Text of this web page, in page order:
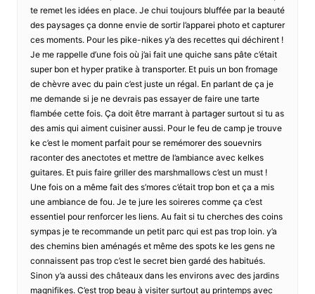
te remet les idées en place. Je chui toujours bluffée par la beauté
des paysages ça donne envie de sortir l’apparei photo et capturer
ces moments. Pour les pike-nikes y’a des recettes qui déchirent !
Je me rappelle d’une fois où j’ai fait une quiche sans pâte c’était
super bon et hyper pratike à transporter. Et puis un bon fromage
de chèvre avec du pain c’est juste un régal. En parlant de ça je
me demande si je ne devrais pas essayer de faire une tarte
flambée cette fois. Ça doit être marrant à partager surtout si tu as
des amis qui aiment cuisiner aussi. Pour le feu de camp je trouve
ke c’est le moment parfait pour se remémorer des souevnirs
raconter des anectotes et mettre de l’ambiance avec kelkes
guitares. Et puis faire griller des marshmallows c’est un must !
Une fois on a même fait des s’mores c’était trop bon et ça a mis
une ambiance de fou. Je te jure les soireres comme ça c’est
essentiel pour renforcer les liens. Au fait si tu cherches des coins
sympas je te recommande un petit parc qui est pas trop loin. y’a
des chemins bien aménagés et même des spots ke les gens ne
connaissent pas trop c’est le secret bien gardé des habitués.
Sinon y’a aussi des châteaux dans les environs avec des jardins
magnifikes. C’est trop beau à visiter surtout au printemps avec